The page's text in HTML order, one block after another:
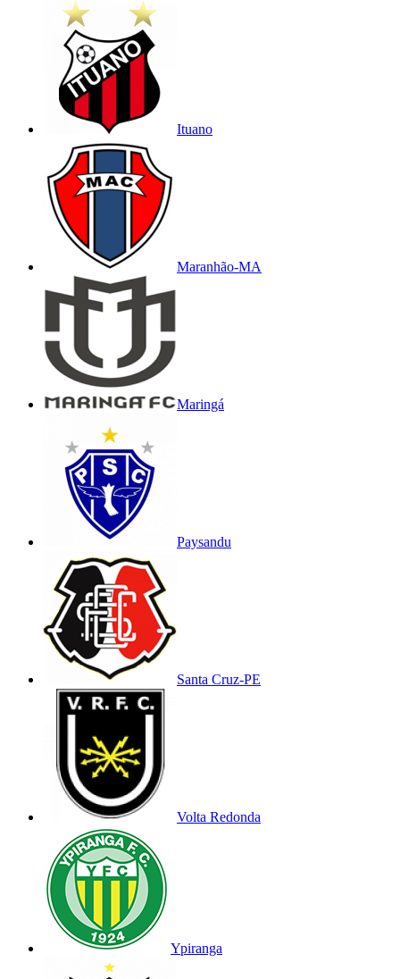
Ituano
Maranhão-MA
Maringá
Paysandu
Santa Cruz-PE
Volta Redonda
Ypiranga